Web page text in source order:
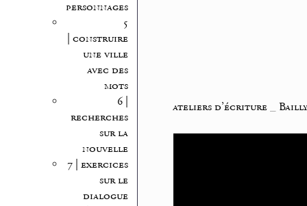
personnages
5
| construire
une ville
avec des
mots
6 |
recherches
sur la
nouvelle
7 | exercices
sur le
dialogue
ateliers d’écriture_